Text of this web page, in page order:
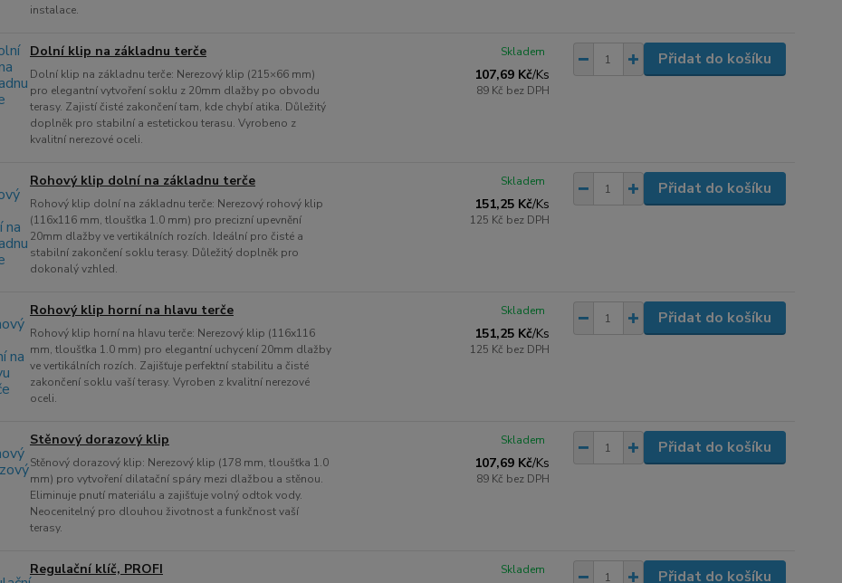
instalace.
Dolní klip na základnu terče
Dolní klip na základnu terče: Nerezový klip (215×66 mm)
pro elegantní vytvoření soklu z 20mm dlažby po obvodu
terasy. Zajistí čisté zakončení tam, kde chybí atika. Důležitý
doplněk pro stabilní a estetickou terasu. Vyrobeno z
kvalitní nerezové oceli.
107,69 Kč/Ks
89 Kč bez DPH
Skladem Přidat do košíku
Rohový klip dolní na základnu terče
Rohový klip dolní na základnu terče: Nerezový rohový klip
(116x116 mm, tloušťka 1.0 mm) pro precizní upevnění
20mm dlažby ve vertikálních rozích. Ideální pro čisté a
stabilní zakončení soklu terasy. Důležitý doplněk pro
dokonalý vzhled.
151,25 Kč/Ks
125 Kč bez DPH
Skladem Přidat do košíku
Rohový klip horní na hlavu terče
Rohový klip horní na hlavu terče: Nerezový klip (116x116
mm, tloušťka 1.0 mm) pro elegantní uchycení 20mm dlažby
ve vertikálních rozích. Zajišťuje perfektní stabilitu a čisté
zakončení soklu vaší terasy. Vyroben z kvalitní nerezové
oceli.
151,25 Kč/Ks
125 Kč bez DPH
Skladem Přidat do košíku
Stěnový dorazový klip
Stěnový dorazový klip: Nerezový klip (178 mm, tloušťka 1.0
mm) pro vytvoření dilatační spáry mezi dlažbou a stěnou.
Eliminuje pnutí materiálu a zajišťuje volný odtok vody.
Neocenitelný pro dlouhou životnost a funkčnost vaší
terasy.
107,69 Kč/Ks
89 Kč bez DPH
Skladem Přidat do košíku
Regulační klíč, PROFI Skladem Přidat do košíku